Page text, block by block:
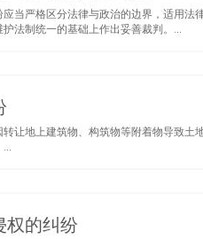
当严格区分法律与政治的边界，适用
法制统一的基础上作出妥善裁判。...
让地上建筑物、构筑物等附着物导致
...
权的纠纷